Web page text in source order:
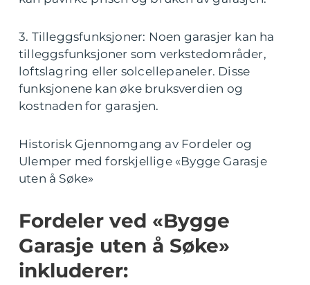
3. Tilleggsfunksjoner: Noen garasjer kan ha
tilleggsfunksjoner som verkstedområder,
loftslagring eller solcellepaneler. Disse
funksjonene kan øke bruksverdien og
kostnaden for garasjen.
Historisk Gjennomgang av Fordeler og
Ulemper med forskjellige «Bygge Garasje
uten å Søke»
Fordeler ved «Bygge
Garasje uten å Søke»
inkluderer: